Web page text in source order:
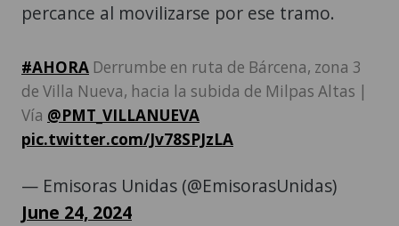
percance al movilizarse por ese tramo.
#AHORA Derrumbe en ruta de Bárcena, zona 3
de Villa Nueva, hacia la subida de Milpas Altas |
Vía @PMT_VILLANUEVA
pic.twitter.com/Jv78SPJzLA
— Emisoras Unidas (@EmisorasUnidas)
June 24, 2024